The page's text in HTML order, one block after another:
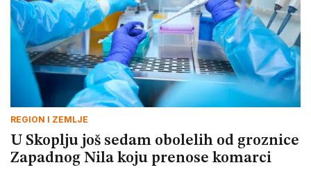
REGION I ZEMLJE
U Skoplju još sedam obolelih od groznice
Zapadnog Nila koju prenose komarci